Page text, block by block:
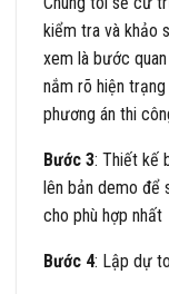
kiểm tra và khảo
xem là bước
nắm rõ hiện
phương án thi
Bước 3: Thiết kế
lên bản demo để
cho phù hợp nhất
Bước 4: Lập dự